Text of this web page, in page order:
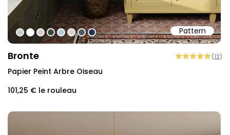
Pattern
#c5cec1
#ffffff
#d0cec2
#3c493f
#b6cdd9
#ded0cd
#505b60
#213557
Bronte (12)
Papier Peint Arbre Oiseau
101,25 € le rouleau